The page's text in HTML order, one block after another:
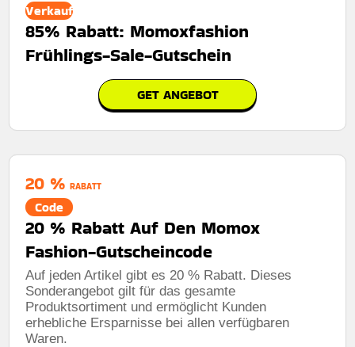
Verkauf
85% Rabatt: Momoxfashion
Frühlings-Sale-Gutschein
GET ANGEBOT
20 % RABATT
Code
20 % Rabatt Auf Den Momox
Fashion-Gutscheincode
Auf jeden Artikel gibt es 20 % Rabatt. Dieses
Sonderangebot gilt für das gesamte
Produktsortiment und ermöglicht Kunden
erhebliche Ersparnisse bei allen verfügbaren
Waren.